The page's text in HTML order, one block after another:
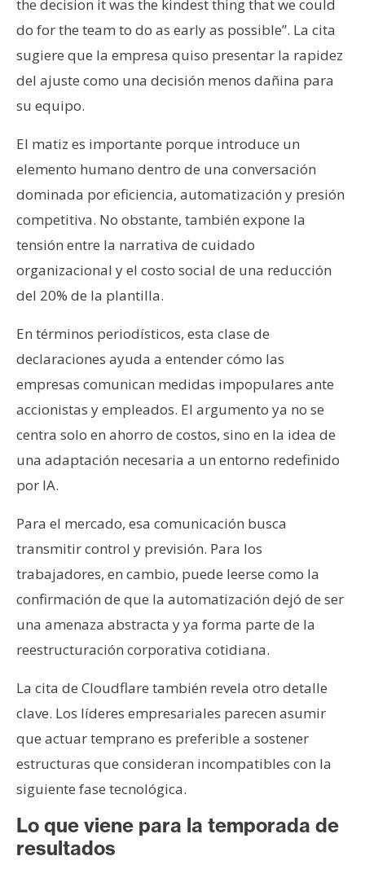
the decision it was the kindest thing that we could
do for the team to do as early as possible”. La cita
sugiere que la empresa quiso presentar la rapidez
del ajuste como una decisión menos dañina para
su equipo.
El matiz es importante porque introduce un
elemento humano dentro de una conversación
dominada por eficiencia, automatización y presión
competitiva. No obstante, también expone la
tensión entre la narrativa de cuidado
organizacional y el costo social de una reducción
del 20% de la plantilla.
En términos periodísticos, esta clase de
declaraciones ayuda a entender cómo las
empresas comunican medidas impopulares ante
accionistas y empleados. El argumento ya no se
centra solo en ahorro de costos, sino en la idea de
una adaptación necesaria a un entorno redefinido
por IA.
Para el mercado, esa comunicación busca
transmitir control y previsión. Para los
trabajadores, en cambio, puede leerse como la
confirmación de que la automatización dejó de ser
una amenaza abstracta y ya forma parte de la
reestructuración corporativa cotidiana.
La cita de Cloudflare también revela otro detalle
clave. Los líderes empresariales parecen asumir
que actuar temprano es preferible a sostener
estructuras que consideran incompatibles con la
siguiente fase tecnológica.
Lo que viene para la temporada de
resultados